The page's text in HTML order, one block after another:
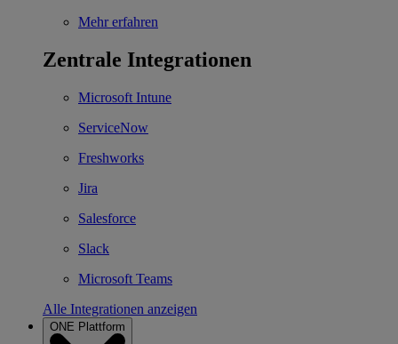
Mehr erfahren
Zentrale Integrationen
Microsoft Intune
ServiceNow
Freshworks
Jira
Salesforce
Slack
Microsoft Teams
Alle Integrationen anzeigen
ONE Plattform